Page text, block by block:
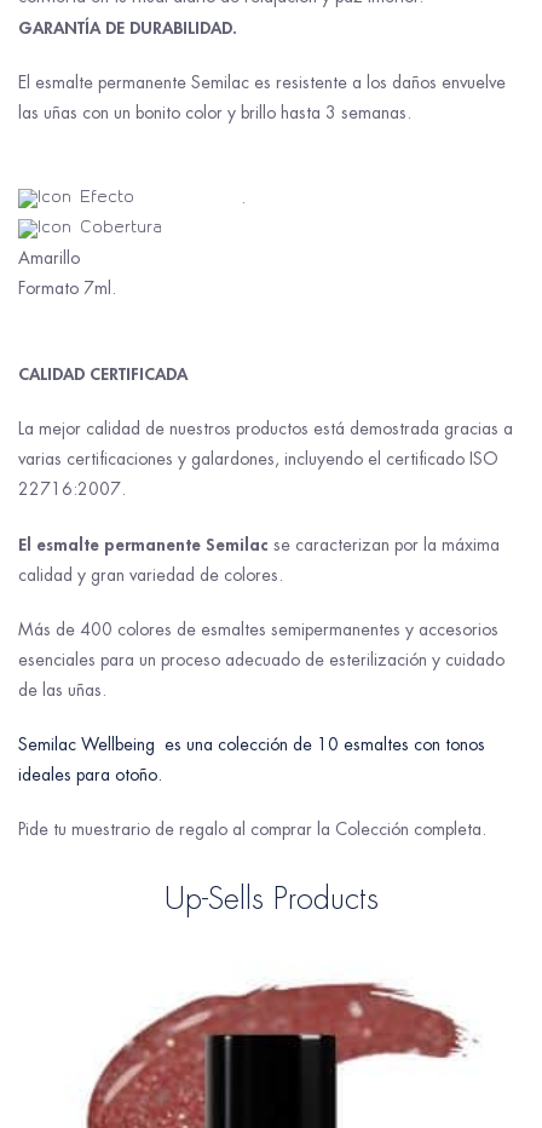
GARANTÍA DE DURABILIDAD.
El esmalte permanente Semilac es resistente a los daños envuelve
las uñas con un bonito color y brillo hasta 3 semanas.
.
Amarillo
Formato 7ml.
CALIDAD CERTIFICADA
La mejor calidad de nuestros productos está demostrada gracias a
varias certificaciones y galardones, incluyendo el certificado ISO
22716:2007.
El esmalte permanente Semilac se caracterizan por la máxima
calidad y gran variedad de colores.
Más de 400 colores de esmaltes semipermanentes y accesorios
esenciales para un proceso adecuado de esterilización y cuidado
de las uñas.
Semilac Wellbeing es una colección de 10 esmaltes con tonos
ideales para otoño.
Pide tu muestrario de regalo al comprar la Colección completa.
Up-Sells Products